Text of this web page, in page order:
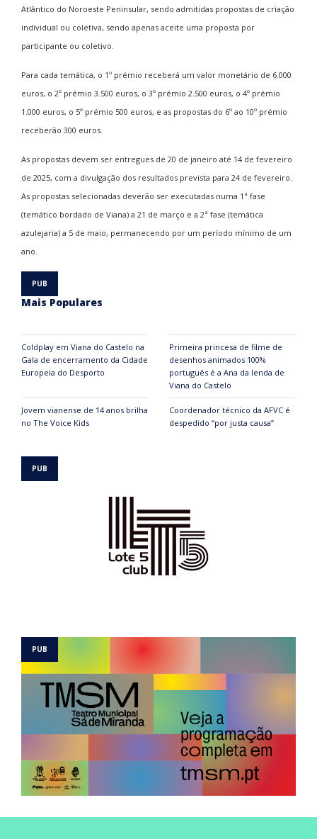
Atlântico do Noroeste Peninsular, sendo admitidas propostas de criação
individual ou coletiva, sendo apenas aceite uma proposta por
participante ou coletivo.
Para cada temática, o 1º prémio receberá um valor monetário de 6.000
euros, o 2º prémio 3.500 euros, o 3º prémio 2.500 euros, o 4º prémio
1.000 euros, o 5º prémio 500 euros, e as propostas do 6º ao 10º prémio
receberão 300 euros.
As propostas devem ser entregues de 20 de janeiro até 14 de fevereiro
de 2025, com a divulgação dos resultados prevista para 24 de fevereiro
As propostas selecionadas deverão ser executadas numa 1ª fase
(temático bordado de Viana) a 21 de março e a 2ª fase (temática
azulejaria) a 5 de maio, permanecendo por um período mínimo de um
ano.
Mais Populares
Coldplay em Viana do Castelo na
Gala de encerramento da Cidade
Europeia do Desporto
Primeira princesa de filme de
desenhos animados 100%
português é a Ana da lenda de
Viana do Castelo
Jovem vianense de 14 anos brilha
no The Voice Kids
Coordenador técnico da AFVC é
despedido “por justa causa”